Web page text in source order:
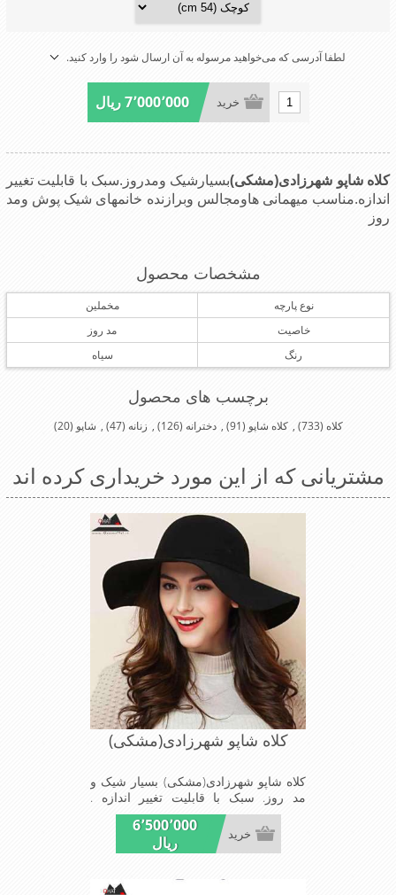
لطفا آدرسی که می‌خواهید مرسوله به آن ارسال شود را وارد کنید.
خرید 7٬000٬000 ریال
کلاه شاپو شهرزادی(مشکی)بسیارشیک ومدروز.سبک با قابلیت تغییر
اندازه.مناسب میهمانی هاومجالس وبرازنده خانمهای شیک پوش ومد
روز
مشخصات محصول
نوع پارچه
مخملین
خاصیت
مد روز
رنگ
سیاه
برچسب های محصول
کلاه (733)
, کلاه شاپو (91)
, دخترانه (126)
, زنانه (47)
, شاپو (20)
مشتریانی که از این مورد خریداری کرده اند
کلاه شاپو شهرزادی(مشکی)
کلاه شاپو شهرزادی(مشکی) بسیار شیک و
مد روز. سبک با قابلیت تغییر اندازه .
مناسب میهمانی ها و مجالس
6٬500٬000
ریال
خرید